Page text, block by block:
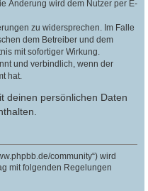
Änderung wird dem Nutzer per E-
zu widersprechen. Im Falle
dem Betreiber und dem
mit sofortiger Wirkung.
und verbindlich, wenn der
hat.
deinen persönlichen Daten
community“) wird
mit folgenden Regelungen